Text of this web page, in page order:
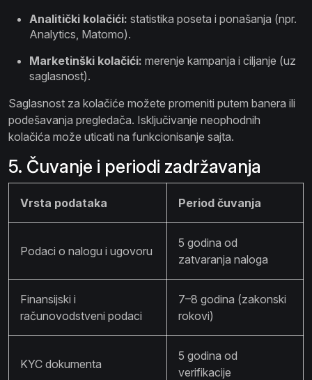
Analitički kolačići: statistika poseta i ponašanja (npr.
Analytics, Matomo).
Marketinški kolačići: merenje kampanja i ciljanje (uz
saglasnost).
Saglasnost za kolačiće možete promeniti putem banera ili
podešavanja pregledača. Isključivanje neophodnih
kolačića može uticati na funkcionisanje sajta.
5. Čuvanje i periodi zadržavanja
Vrsta podataka Period čuvanja
Podaci o nalogu i ugovoru
5 godina od
zatvaranja naloga
Finansijski i
računovodstveni podaci
7–8 godina (zakonski
rokovi)
KYC dokumenta
5 godina od
verifikacije